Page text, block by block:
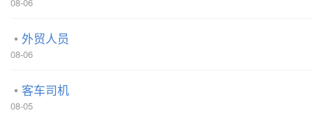
外贸人员
08-06
客车司机
08-05